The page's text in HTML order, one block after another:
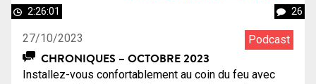
2:26:01 26
27/10/2023 Podcast
CHRONIQUES – OCTOBRE 2023
Installez-vous confortablement au coin du feu avec